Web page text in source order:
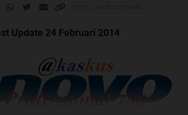
Update 24 Februari 2014